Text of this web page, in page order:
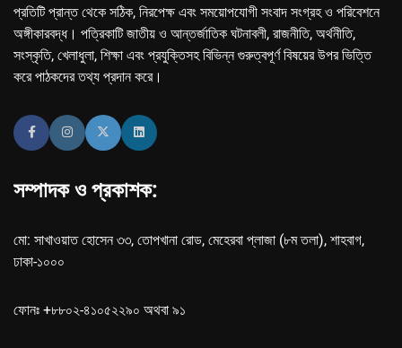
প্রতিটি প্রান্ত থেকে সঠিক, নিরপেক্ষ এবং সময়োপযোগী সংবাদ সংগ্রহ ও পরিবেশনে
অঙ্গীকারবদ্ধ। পত্রিকাটি জাতীয় ও আন্তর্জাতিক ঘটনাবলী, রাজনীতি, অর্থনীতি,
সংস্কৃতি, খেলাধুলা, শিক্ষা এবং প্রযুক্তিসহ বিভিন্ন গুরুত্বপূর্ণ বিষয়ের উপর ভিত্তি
করে পাঠকদের তথ্য প্রদান করে।
সম্পাদক ও প্রকাশক:
মো: সাখাওয়াত হোসেন ৩৩, তোপখানা রোড, মেহেরবা প্লাজা (৮ম তলা), শাহবাগ,
ঢাকা-১০০০
ফোনঃ +৮৮০২-৪১০৫২২৯০ অথবা ৯১